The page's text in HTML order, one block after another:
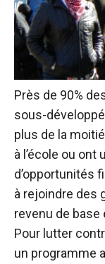
Près de 90%
sous-
plus de la moitié
à l’école ou
d’opportunités
à rejoindre des
revenu de base
Pour lutter
un programme